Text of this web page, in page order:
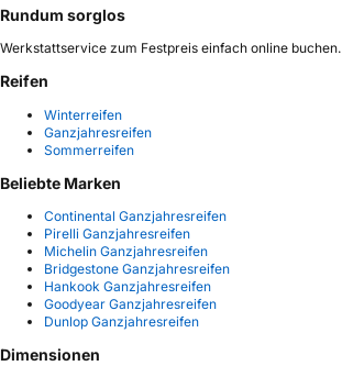
Rundum sorglos
Werkstattservice zum Festpreis einfach online buchen.
Reifen
Winterreifen
Ganzjahresreifen
Sommerreifen
Beliebte Marken
Continental Ganzjahresreifen
Pirelli Ganzjahresreifen
Michelin Ganzjahresreifen
Bridgestone Ganzjahresreifen
Hankook Ganzjahresreifen
Goodyear Ganzjahresreifen
Dunlop Ganzjahresreifen
Dimensionen